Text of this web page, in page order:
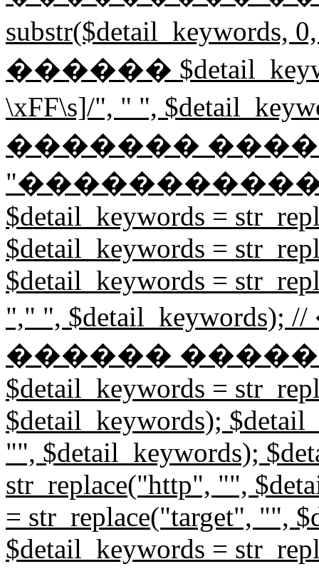
������
\xFF\s]/", " ",
�������
$detail_keywords =
$detail_keywords =
$detail_keywords =
"," ",
������
$detail_keywords =
$detail_keywords);
"", $detail_keywords);
str_replace("http", "",
= str_replace("target", "",
$detail_keywords =